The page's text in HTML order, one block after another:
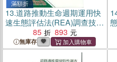
滿額折
13.道路推動生命週期運用快
速生態評估法(REA)調查技術
之研究(2)85 893
無庫存